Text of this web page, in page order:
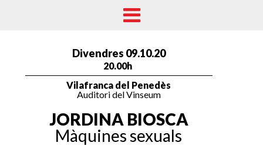
Divendres 09.10.20
20.00h
Vilafranca del Penedès
Auditori del Vinseum
JORDINA BIOSCA
Màquines sexuals